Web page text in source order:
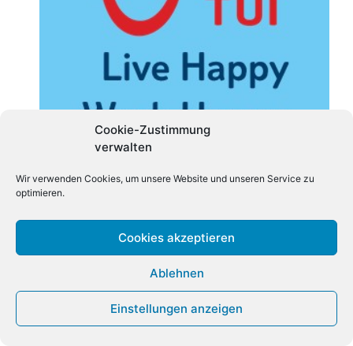
Cookie-Zustimmung
verwalten
Wir verwenden Cookies, um unsere Website und unseren Service zu
optimieren.
Cookies akzeptieren
Ablehnen
Einstellungen anzeigen
Es sind unsere Mitarbeiter, die uns zur
Nummer Eins machen.Werde Teil des
Spotlight Verlag